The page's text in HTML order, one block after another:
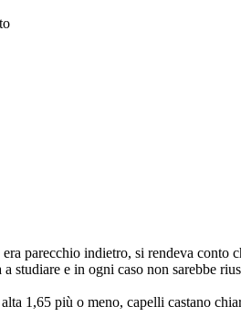
parecchio indietro, si rendeva conto
studiare e in ogni caso non sarebbe
1,65 più o meno, capelli castano